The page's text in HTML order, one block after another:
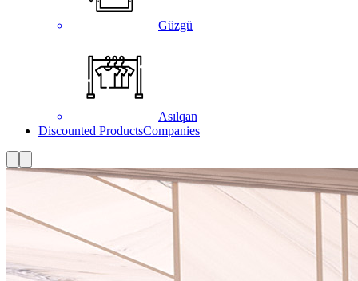
Güzgü
Asılqan
Discounted ProductsCompanies